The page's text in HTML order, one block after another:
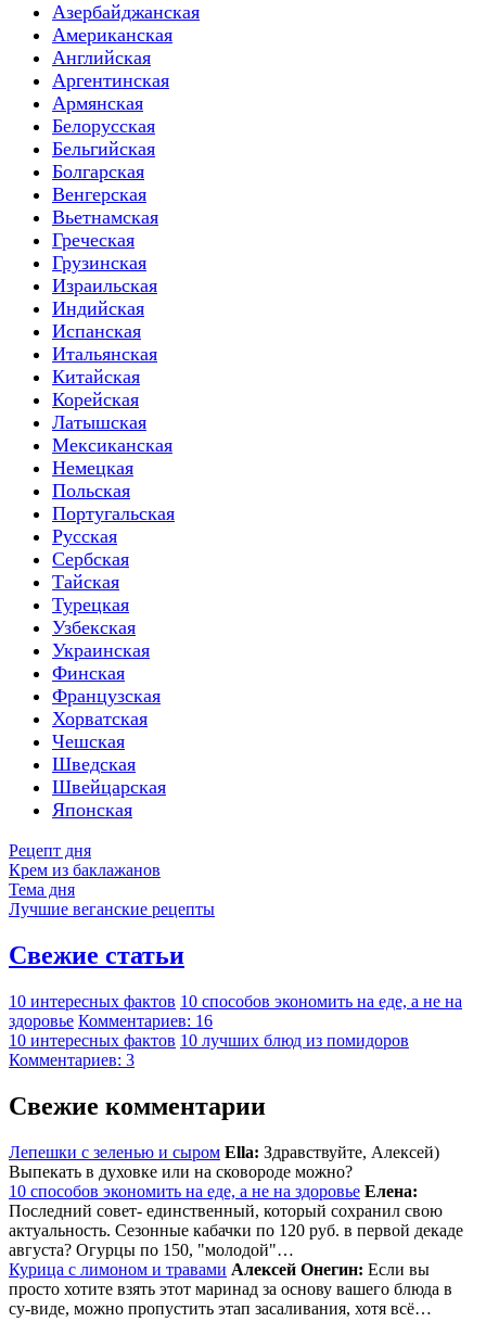
Азербайджанская
Американская
Английская
Аргентинская
Армянская
Белорусская
Бельгийская
Болгарская
Венгерская
Вьетнамская
Греческая
Грузинская
Израильская
Индийская
Испанская
Итальянская
Китайская
Корейская
Латышская
Мексиканская
Немецкая
Польская
Португальская
Русская
Сербская
Тайская
Турецкая
Узбекская
Украинская
Финская
Французская
Хорватская
Чешская
Шведская
Швейцарская
Японская
Рецепт дня
Крем из баклажанов
Тема дня
Лучшие веганские рецепты
Свежие статьи
10 интересных фактов 10 способов экономить на еде, а не на
здоровье Комментариев: 16
10 интересных фактов 10 лучших блюд из помидоров
Комментариев: 3
Свежие комментарии
Лепешки с зеленью и сыром Ella: Здравствуйте, Алексей)
Выпекать в духовке или на сковороде можно?
10 способов экономить на еде, а не на здоровье Елена:
Последний совет- единственный, который сохранил свою
актуальность. Сезонные кабачки по 120 руб. в первой декаде
августа? Огурцы по 150, "молодой"…
Курица с лимоном и травами Алексей Онегин: Если вы
просто хотите взять этот маринад за основу вашего блюда в
су-виде, можно пропустить этап засаливания, хотя всё…